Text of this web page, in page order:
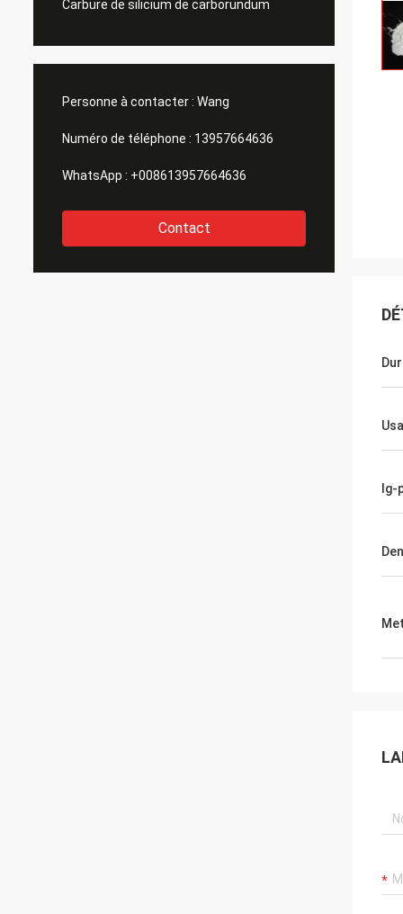
Carbure de silicium de carborundum
Personne à contacter : Wang
Numéro de téléphone : 13957664636
WhatsApp : +008613957664636
Contact